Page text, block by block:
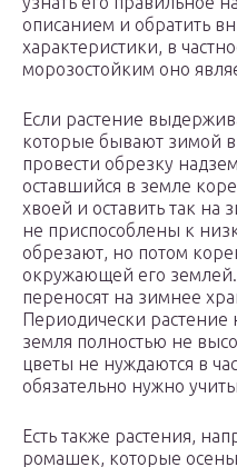
описанием и обратить
характеристики, в
морозостойким оно
Если растение
которые бывают зимой
провести обрезку
оставшийся в земле
хвоей и оставить так на
не приспособлены к
обрезают, но потом
окружающей его
переносят на зимнее
Периодически растение
земля полностью не
цветы не нуждаются в
обязательно нужно
Есть также растения,
ромашек, которые